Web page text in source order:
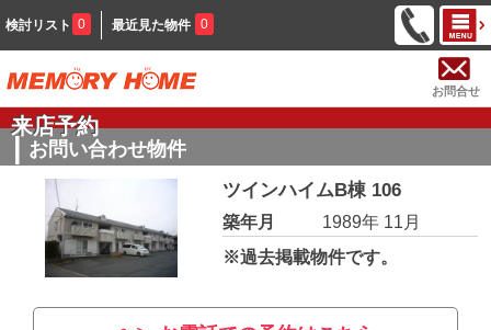
検討リスト 0 最近見た物件 0
お問合せ
来店予約
お問い合わせ物件
ツインハイムB棟 106
築年月
1989年 11月
※過去掲載物件です。